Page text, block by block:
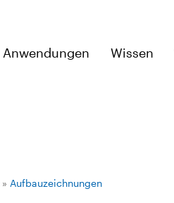
Anwendungen Wissen
» Aufbauzeichnungen